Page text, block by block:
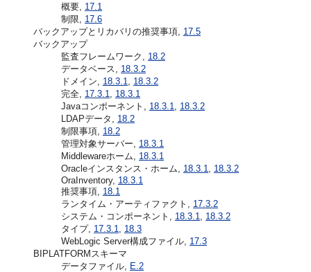
概要, 17.1
制限, 17.6
バックアップとリカバリの推奨事項, 17.5
バックアップ
監査フレームワーク, 18.2
データベース, 18.3.2
ドメイン, 18.3.1
18.3.2
完全, 17.3.1
18.3.1
Javaコンポーネント, 18.3.1
18.3.2
LDAPデータ, 18.2
制限事項, 18.2
管理対象サーバー, 18.3.1
Middlewareホーム, 18.3.1
Oracleインスタンス・ホーム, 18.3.1
18.3.2
OraInventory, 18.3.1
推奨事項, 18.1
ランタイム・アーティファクト, 17.3.2
システム・コンポーネント, 18.3.1
18.3.2
タイプ, 17.3.1
18.3
WebLogic Server構成ファイル, 17.3
BIPLATFORMスキーマ
データファイル,
E.2